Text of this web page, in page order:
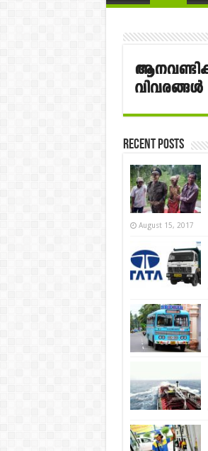
Recent Posts
August 15, 2017